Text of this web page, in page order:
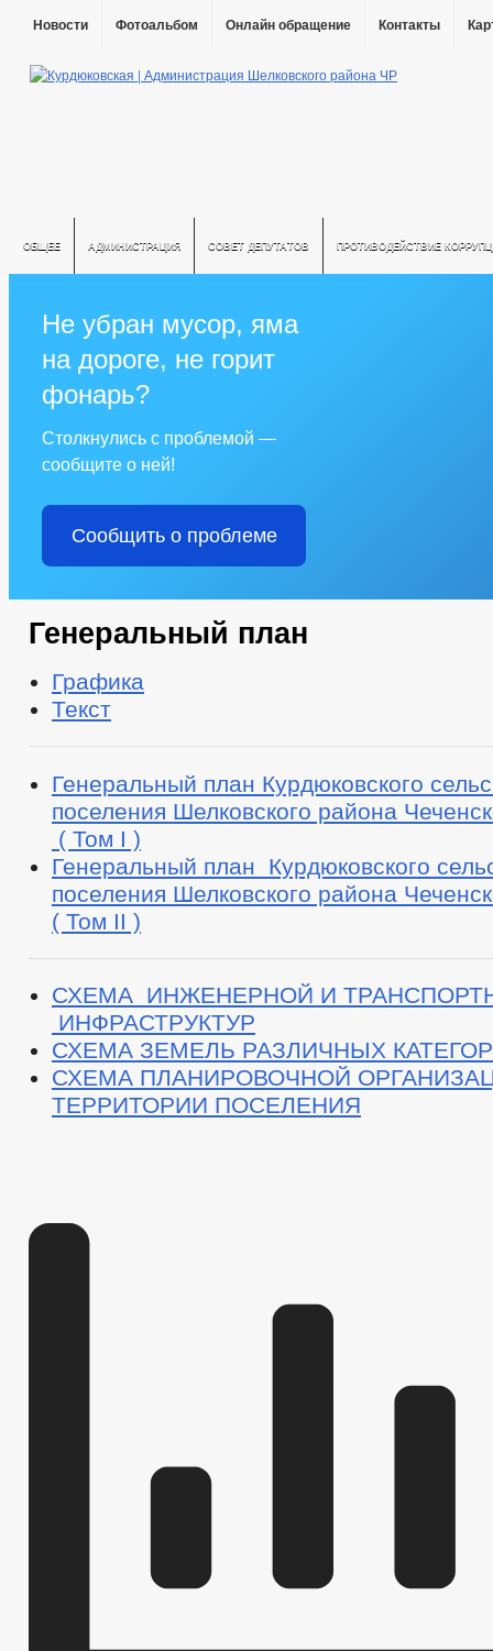
Новости Фотоальбом Онлайн обращение Контакты
ОБЩЕЕ АДМИНИСТРАЦИЯ СОВЕТ ДЕПУТАТОВ ПРОТИВОДЕЙСТВИЕ
Не убран мусор, яма
на дороге, не горит
фонарь?
Столкнулись с проблемой —
сообщите о ней!
Сообщить о проблеме
Генеральный план
Графика
Текст
Генеральный план Курдюковского
поселения Шелковского района
( Том I )
Генеральный план Курдюковского
поселения Шелковского района
( Том II )
СХЕМА ИНЖЕНЕРНОЙ И
ИНФРАСТРУКТУР
СХЕМА ЗЕМЕЛЬ РАЗЛИЧНЫХ
СХЕМА ПЛАНИРОВОЧНОЙ
ТЕРРИТОРИИ ПОСЕЛЕНИЯ